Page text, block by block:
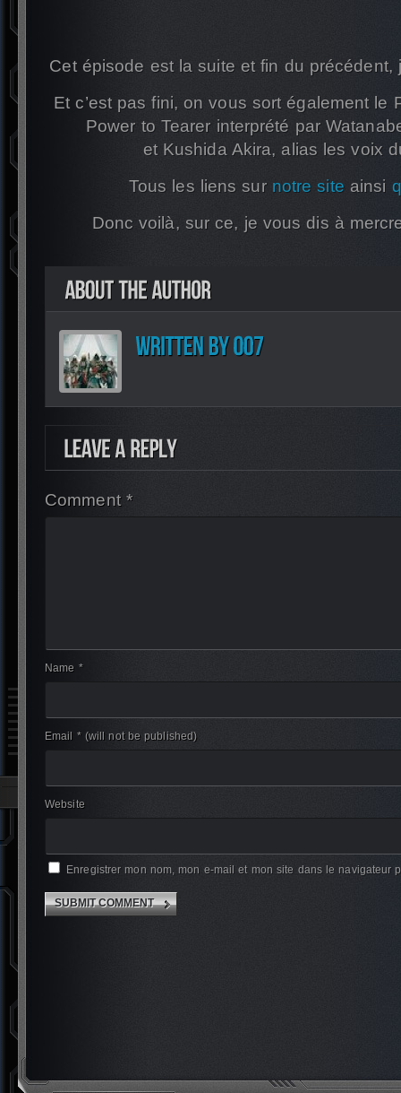
Cet épisode est la suite et fin du
Et c’est pas fini, on vous sort également le
Power to Tearer interprété par
et Kushida Akira, alias les voix
Tous les liens sur notre site ainsi
Donc voilà, sur ce, je vous dis à
Comment *
Name *
Email * (will not be published)
Website
Enregistrer mon nom, mon e-mail et mon site dans le navigateur